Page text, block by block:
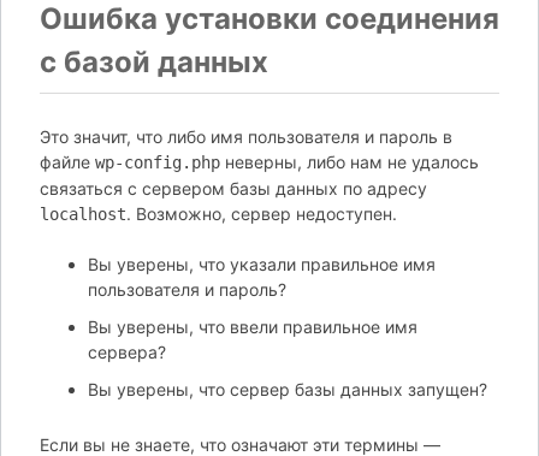
Ошибка установки соединения
с базой данных
Это значит, что либо имя пользователя и пароль в
файле wp-config.php неверны, либо нам не удалось
связаться с сервером базы данных по адресу
localhost. Возможно, сервер недоступен.
Вы уверены, что указали правильное имя
пользователя и пароль?
Вы уверены, что ввели правильное имя
сервера?
Вы уверены, что сервер базы данных запущен?
Если вы не знаете, что означают эти термины —